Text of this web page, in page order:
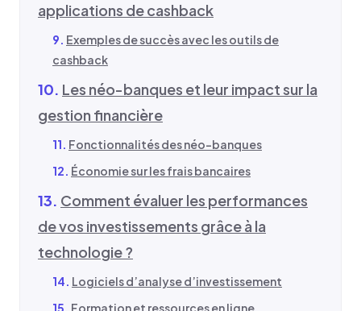
applications de cashback
Exemples de succès avec les outils de
cashback
Les néo-banques et leur impact sur la
gestion financière
Fonctionnalités des néo-banques
Économie sur les frais bancaires
Comment évaluer les performances
de vos investissements grâce à la
technologie ?
Logiciels d’analyse d’investissement
Formation et ressources en ligne